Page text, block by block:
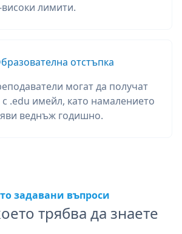
лимити.
отстъпка
могат да получат
с .edu имейл, като намалението
веднъж годишно.
задавани въпроси
трябва да знаете